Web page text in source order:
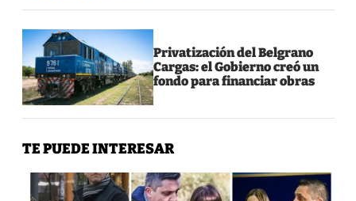
Privatización del Belgrano
Cargas: el Gobierno creó un
fondo para financiar obras
TE PUEDE INTERESAR